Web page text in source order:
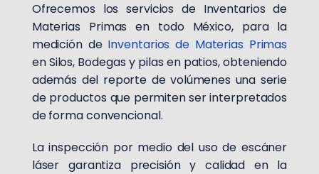
Ofrecemos los servicios de Inventarios de
Materias Primas en todo México, para la
medición de Inventarios de Materias Primas
en Silos, Bodegas y pilas en patios, obteniendo
además del reporte de volúmenes una serie
de productos que permiten ser interpretados
de forma convencional.
La inspección por medio del uso de escáner
láser garantiza precisión y calidad en la